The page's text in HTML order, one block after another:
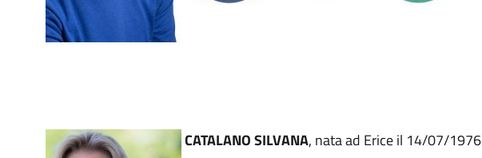
CATALANO SILVANA, nata ad Erice il 14/07/1976